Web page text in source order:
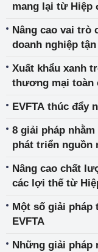
mang lại từ Hiệp
Nâng cao vai
doanh nghiệp
Xuất khẩu xanh
thương mại toàn
EVFTA thúc đẩy
8 giải pháp
phát triển nguồn
Nâng cao chất
các lợi thế từ
Một số giải
EVFTA
Những giải pháp